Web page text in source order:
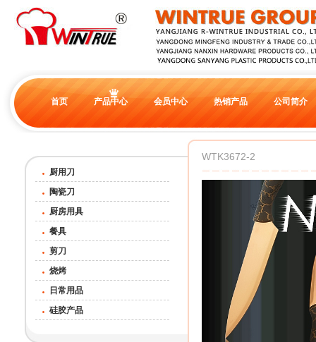
首页 产品中心 会员中心 热销产品 公司简介
厨用刀
陶瓷刀
厨房用具
餐具
剪刀
烧烤
日常用品
硅胶产品
WTK3672-2